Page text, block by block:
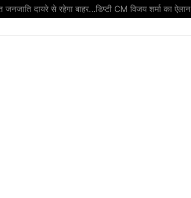
दायरे से रहेगा बाहर…डिप्टी CM विजय शर्मा का ऐलान